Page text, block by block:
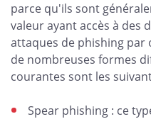
parce qu'ils sont
valeur ayant accès à des
attaques de phishing par
de nombreuses formes
courantes sont les
Spear phishing : ce